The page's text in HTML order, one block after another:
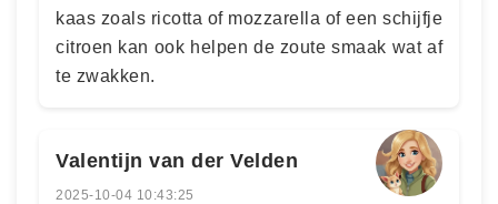
kaas zoals ricotta of mozzarella of een schijfje
citroen kan ook helpen de zoute smaak wat af
te zwakken.
Valentijn van der Velden
2025-10-04 10:43:25